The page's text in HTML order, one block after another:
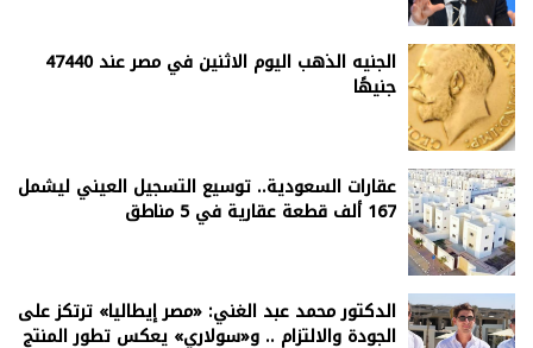
الجنيه الذهب اليوم الاثنين في مصر عند 47440
جنيهًا
عقارات السعودية.. توسيع التسجيل العيني ليشمل
167 ألف قطعة عقارية في 5 مناطق
الدكتور محمد عبد الغني: «مصر إيطاليا» ترتكز على
الجودة والالتزام .. و«سولاري» يعكس تطور المنتج